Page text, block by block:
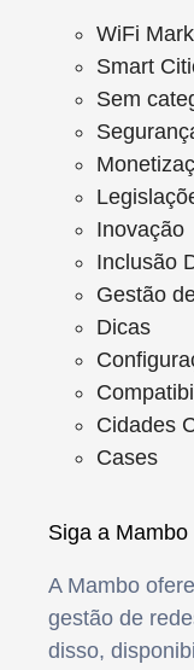
WiFi
Smart
Sem
Inovação
Inclusão
Gestão
Dicas
Cidades
Cases
Siga a Mambo
A Mambo
gestão de
disso,